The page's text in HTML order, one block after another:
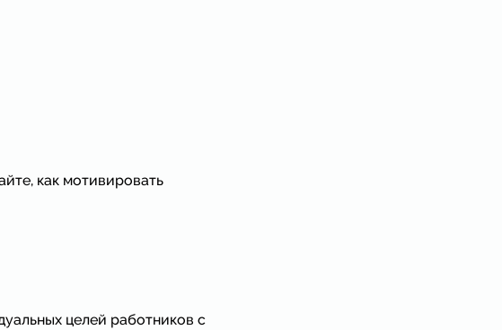
как мотивировать
целей работников с